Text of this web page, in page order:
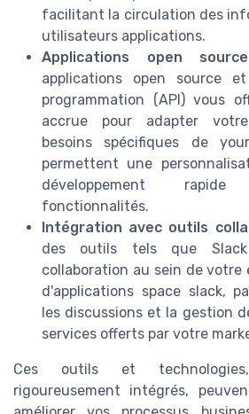
facilitant la circulation des
utilisateurs applications.
Applications open
applications open source
programmation (API) vous
accrue pour adapter
besoins spécifiques de
permettent une
développement
fonctionnalités.
Intégration avec outils
des outils tels que
collaboration au sein de votre
d'applications space slack,
les discussions et la gestion
services offerts par votre
Ces outils et
rigoureusement intégrés,